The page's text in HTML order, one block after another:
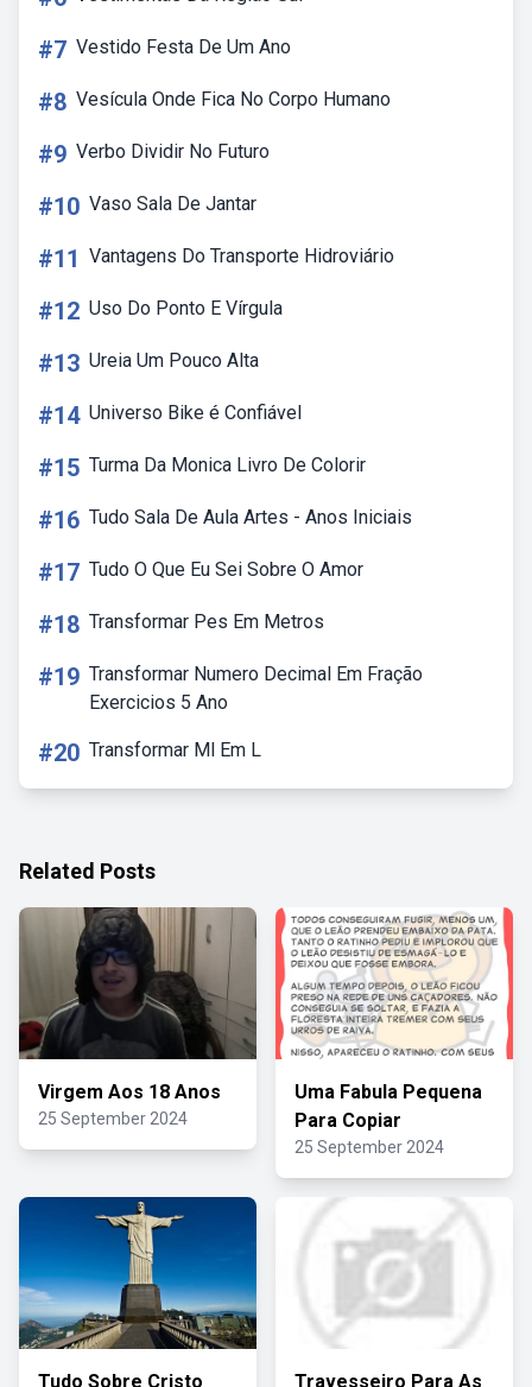
#7 Vestido Festa De Um Ano
#8 Vesícula Onde Fica No Corpo Humano
#9 Verbo Dividir No Futuro
#10 Vaso Sala De Jantar
#11 Vantagens Do Transporte Hidroviário
#12 Uso Do Ponto E Vírgula
#13 Ureia Um Pouco Alta
#14 Universo Bike é Confiável
#15 Turma Da Monica Livro De Colorir
#16 Tudo Sala De Aula Artes - Anos Iniciais
#17 Tudo O Que Eu Sei Sobre O Amor
#18 Transformar Pes Em Metros
#19 Transformar Numero Decimal Em Fração
Exercicios 5 Ano
#20 Transformar Ml Em L
Related Posts
Virgem Aos 18 Anos
25 September 2024
Uma Fabula Pequena
Para Copiar
25 September 2024
Tudo Sobre Cristo Travesseiro Para As